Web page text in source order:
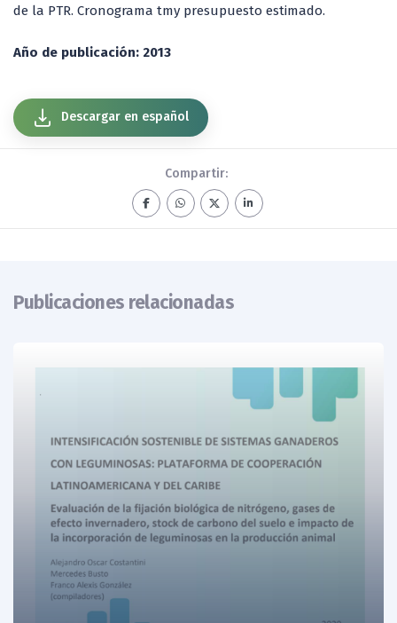
de la PTR. Cronograma tmy presupuesto estimado.
Año de publicación: 2013
Descargar en español
Compartir:
Publicaciones relacionadas